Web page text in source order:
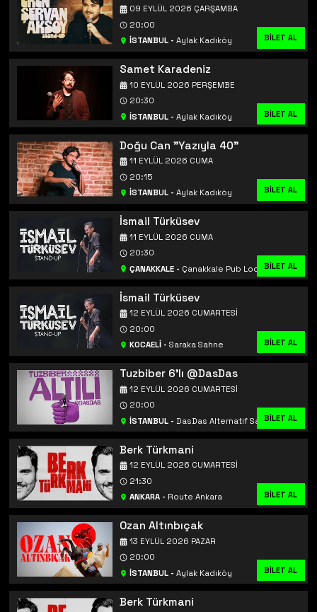
İSTANBUL- Aylak Kadıköy
09 EYLÜL 2026 ÇARŞAMBA
20:00
BİLET AL
Samet Karadeniz
İSTANBUL- Aylak Kadıköy
10 EYLÜL 2026 PERŞEMBE
20:30
BİLET AL
Doğu Can "Yazıyla 40"
İSTANBUL- Aylak Kadıköy
11 EYLÜL 2026 CUMA
20:15
BİLET AL
İsmail Türküsev
ÇANAKKALE- Çanakkale Pub Locale
11 EYLÜL 2026 CUMA
20:30
BİLET AL
İsmail Türküsev
KOCAELİ- Saraka Sahne
12 EYLÜL 2026 CUMARTESI
20:00
BİLET AL
Tuzbiber 6'lı @DasDas
İSTANBUL- DasDas Alternatif Sahne
12 EYLÜL 2026 CUMARTESI
20:00
BİLET AL
Berk Türkmani
ANKARA- Route Ankara
12 EYLÜL 2026 CUMARTESI
21:30
BİLET AL
Ozan Altınbıçak
İSTANBUL- Aylak Kadıköy
13 EYLÜL 2026 PAZAR
20:00
BİLET AL
Berk Türkmani